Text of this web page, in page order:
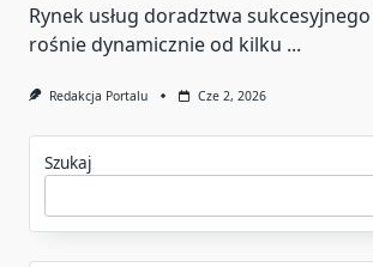
Rynek usług doradztwa
rośnie dynamicznie od kilku ...
Redakcja Portalu Cze 2, 2026
Szukaj